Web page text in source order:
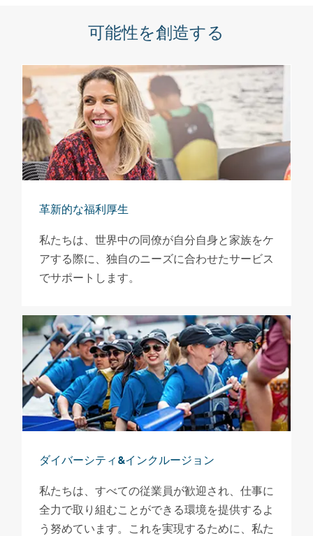
可能性を創造する
革新的な福利厚生
私たちは、世界中の同僚が自分自身と家族をケ
アする際に、独自のニーズに合わせたサービス
でサポートします。
ダイバーシティ&インクルージョン
私たちは、すべての従業員が歓迎され、仕事に
全力で取り組むことができる環境を提供するよ
う努めています。これを実現するために、私た